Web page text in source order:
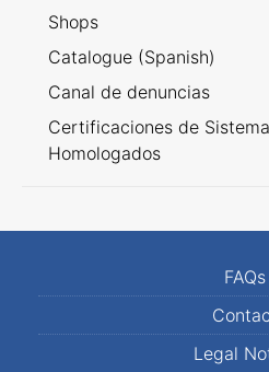
Shops
Catalogue (Spanish)
Canal de denuncias
Certificaciones de
Homologados
FAQs
Legal